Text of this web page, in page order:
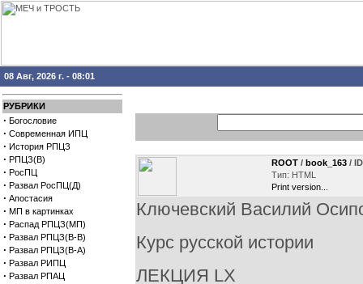
08 Авг, 2026 г. - 08:01
РУБРИКИ
· Богословие
· Современная ИПЦ
· История РПЦЗ
· РПЦЗ(В)
· РосПЦ
· Развал РосПЦ(Д)
· Апостасия
· МП в картинках
· Распад РПЦЗ(МП)
· Развал РПЦЗ(В-В)
· Развал РПЦЗ(В-А)
· Развал РИПЦ
· Развал РПАЦ
ROOT / book_163 /
Тип: HTML
Print version...
Ключевский Василий
Курс русской истории
ЛЕКЦИЯ LX